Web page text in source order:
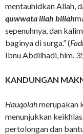
mentauhidkan Allah,
quwwata illah billah
sepenuhnya, dan
baginya di surga.” (
Ibnu Abdilhadi, hlm.
KANDUNGAN
Hauqolahmerupakan
menunjukkan
pertolongan dan